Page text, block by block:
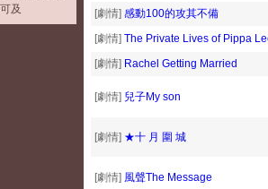
及
[劇情] 感動100的攻其不備
[劇情] The Private Lives of Pippa
[劇情] Rachel Getting Married
[劇情] 兒子My son
[劇情] ★十 月 圍 城
[劇情] 風聲The Message